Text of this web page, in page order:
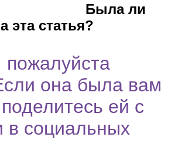
Была ли
эта статья?
она была вам
ей с
в социальных